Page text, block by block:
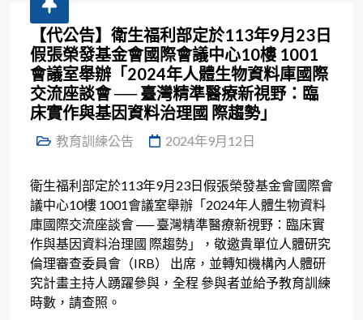
【代公告】衛生福利部定於113年9月23日
假張榮發基金會國際會議中心10樓 1001
會議室舉辦「2024年人體生物資料庫國際
交流座談會 ── 臺灣精準醫療新視野：臨
床實作與基因資料治理國 際趨勢」
教育訓練公告 2024年9月12日
衛生福利部定於113年9月23日假張榮發基金會國際會
議中心10樓 1001會議室舉辦「2024年人體生物資料
庫國際交流座談會 ── 臺灣精準醫療新視野：臨床實
作與基因資料治理國 際趨勢」，敬邀貴單位人體研究
倫理審查委員會（IRB） 出席，並轉知機構內人體研
究計畫主持人踴躍參與，全程 參與者並給予教育訓練
時數，請查照。